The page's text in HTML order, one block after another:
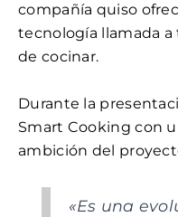
compañía quiso
tecnología llamada a
de cocinar.
Durante la
Smart Cooking con
ambición del
«Es una